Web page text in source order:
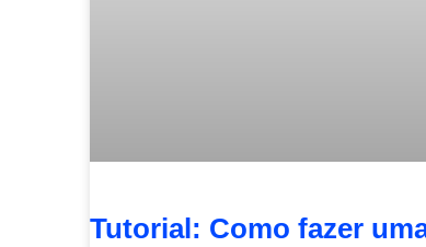
Tutorial: Como fazer